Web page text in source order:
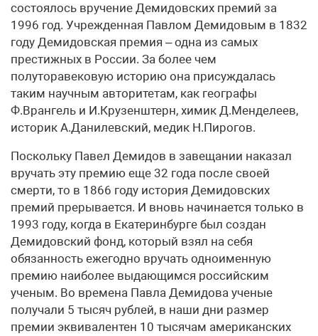
состоялось вручение Демидовских премий за
1996 год. Учрежденная Павлом Демидовым в 1832
году Демидовская премия – одна из самых
престижных в России. За более чем
полуторавековую историю она присуждалась
таким научным авторитетам, как географы
Ф.Врангель и И.Крузенштерн, химик Д.Менделеев,
историк А.Данилевский, медик Н.Пирогов.
Поскольку Павел Демидов в завещании наказал
вручать эту премию еще 32 года после своей
смерти, то в 1866 году история Демидовских
премий прерывается. И вновь начинается только в
1993 году, когда в Екатеринбурге был создан
Демидовский фонд, который взял на себя
обязанность ежегодно вручать одноименную
премию наиболее выдающимся российским
ученым. Во времена Павла Демидова ученые
получали 5 тысяч рублей, в наши дни размер
премии эквивалентен 10 тысячам американских